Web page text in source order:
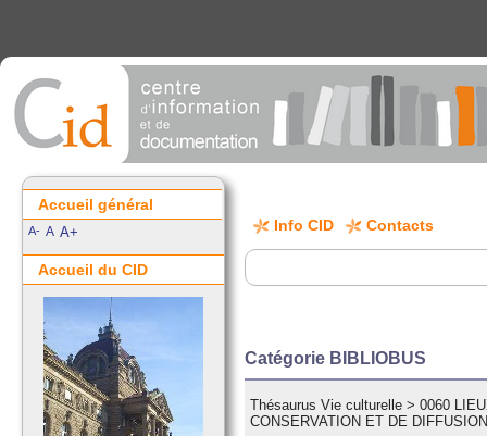
Info CID Contacts
Catégorie BIBLIOBUS
Thésaurus Vie culturelle >0060
CONSERVATION ET DE
Accueil général
A- A A+
Accueil du CID